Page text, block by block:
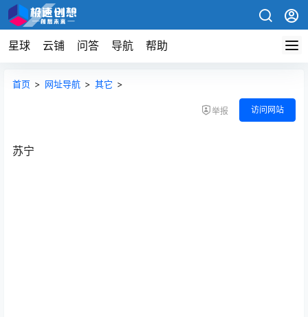
星球 云铺 问答 导航 帮助
首页 > 网址导航 > 其它 >
举报 访问网站
苏宁